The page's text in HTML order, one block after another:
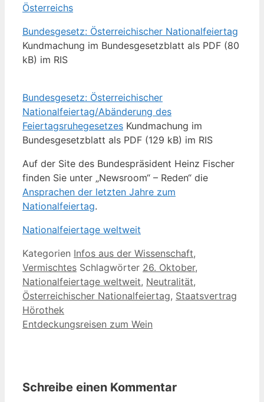
Österreichs
Bundesgesetz: Österreichischer Nationalfeiertag
Kundmachung im Bundesgesetzblatt als PDF (80
kB) im RIS
Bundesgesetz: Österreichischer
Nationalfeiertag/Abänderung des
Feiertagsruhegesetzes Kundmachung im
Bundesgesetzblatt als PDF (129 kB) im RIS
Auf der Site des Bundespräsident Heinz Fischer
finden Sie unter „Newsroom“ – Reden“ die
Ansprachen der letzten Jahre zum
Nationalfeiertag.
Nationalfeiertage weltweit
Kategorien Infos aus der Wissenschaft,
Vermischtes Schlagwörter 26. Oktober,
Nationalfeiertage weltweit, Neutralität,
Österreichischer Nationalfeiertag, Staatsvertrag
Hörothek
Entdeckungsreisen zum Wein
Schreibe einen Kommentar